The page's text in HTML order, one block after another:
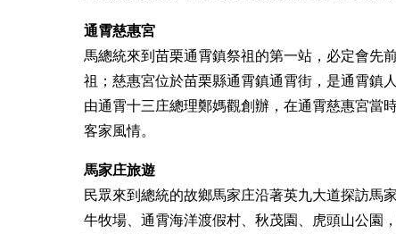
通霄慈惠宮
馬總統來到苗栗通霄鎮祭祖的第一站，必定會先
祖；慈惠宮位於苗栗縣通霄鎮通霄街，是通霄鎮
由通霄十三庄總理鄭媽觀創辦，在通霄慈惠宮當
客家風情。
馬家庄旅遊
民眾來到總統的故鄉馬家庄沿著英九大道探訪馬
牛牧場、通霄海洋渡假村、秋茂園、虎頭山公園